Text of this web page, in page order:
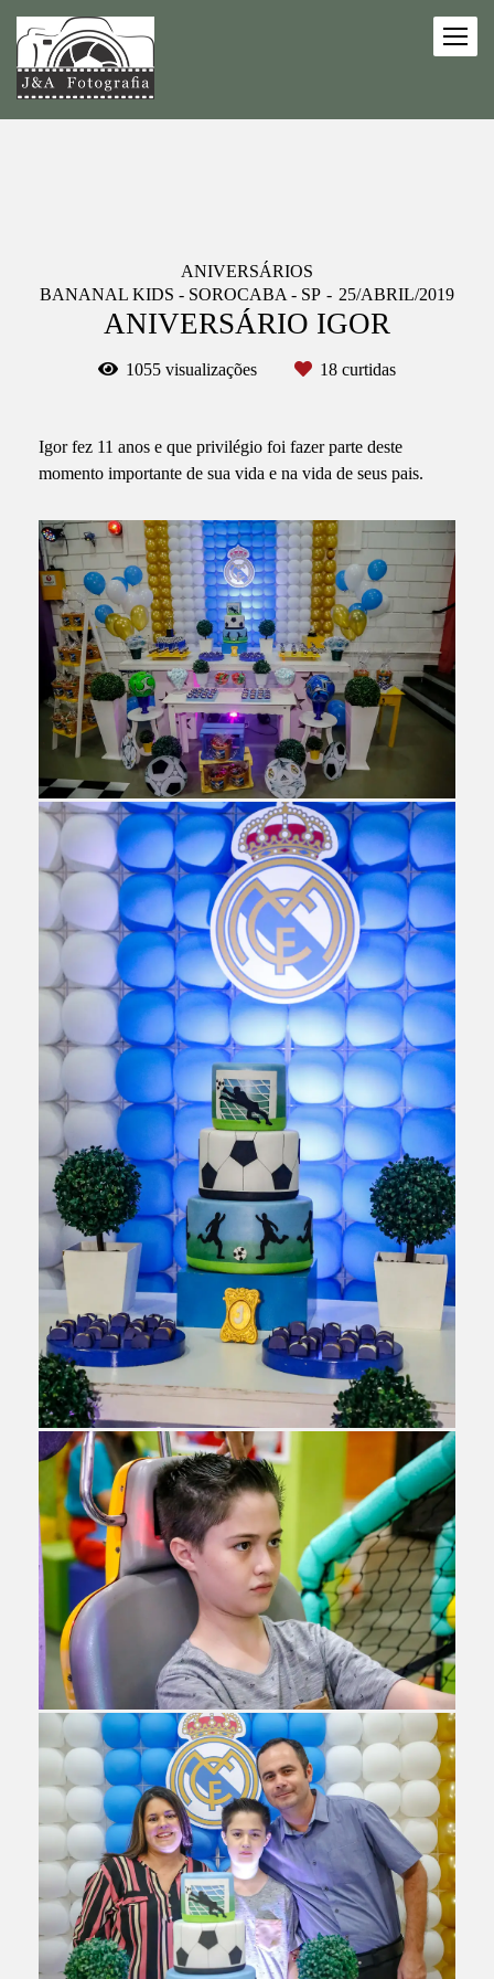
ANIVERSÁRIOS
BANANAL KIDS - SOROCABA - SP
25/ABRIL/2019
ANIVERSÁRIO IGOR
1055 visualizações 18 curtidas
Igor fez 11 anos e que privilégio foi fazer parte deste
momento importante de sua vida e na vida de seus pais.